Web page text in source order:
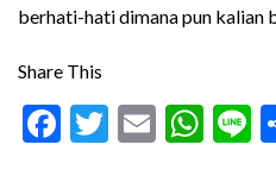
berhati-hati dimana pun kalian
Share This
Facebook
Twitter
Email